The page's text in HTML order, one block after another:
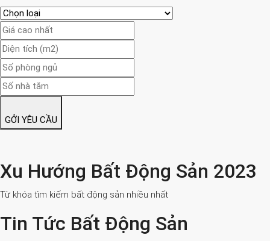
GỞI YÊU CẦU
Xu Hướng Bất Động Sản 2023
Từ khóa tìm kiếm bất động sản nhiều nhất
Tin Tức Bất Động Sản